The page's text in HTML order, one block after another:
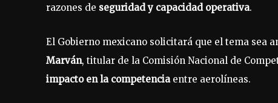
razones de seguridad y capacidad operativa.
El Gobierno mexicano solicitará que el tema sea
Marván, titular de la Comisión Nacional de
impacto en la competenciaentre aerolíneas.